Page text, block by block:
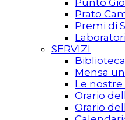
Punto
Prato
Premi di
SERVIZI
Biblioteca
Mensa
Le nostre
Orario
Orario